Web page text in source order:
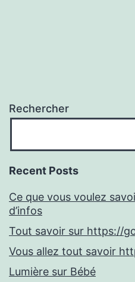
Rechercher
Recent Posts
Ce que vous voulez
d’infos
Tout savoir sur https://
Vous allez tout savoir
Lumière sur Bébé